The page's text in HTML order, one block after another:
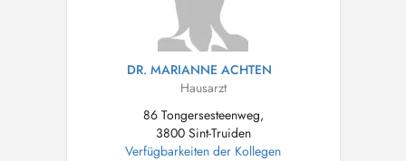
DR. MARIANNE ACHTEN
Hausarzt
86 Tongersesteenweg,
3800 Sint-Truiden
Verfügbarkeiten der Kollegen